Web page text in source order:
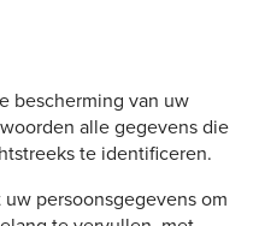
bescherming van uw
alle gegevens die
te identificeren.
persoonsgegevens om